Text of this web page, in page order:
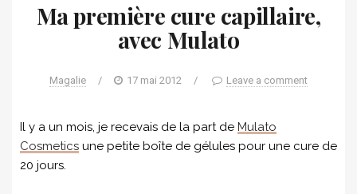
Ma première cure capillaire,
avec Mulato
Magalie / 17 mai 2012 / Leave a comment
Il y a un mois, je recevais de la part de Mulato
Cosmetics une petite boîte de gélules pour une cure de
20 jours.